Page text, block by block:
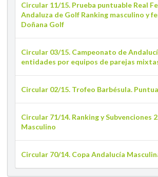
Circular 11/15. Prueba puntuable Real
Andaluza de Golf Ranking masculino y
Doñana Golf
Circular 03/15. Campeonato de
entidades por equipos de parejas
Circular 02/15. Trofeo Barbésula.
Circular 71/14. Ranking y Subvenciones
Masculino
Circular 70/14. Copa Andalucía